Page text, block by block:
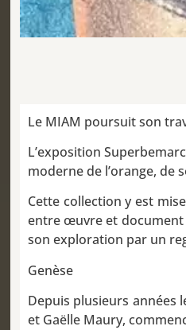
Le MIAM poursuit son
L’exposition
moderne de l’orange,
Cette collection y est
entre œuvre et document
son exploration par un
Genèse
Depuis plusieurs années
et Gaëlle Maury,